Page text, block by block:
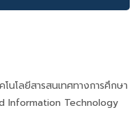
โนโลยีสารสนเทศทางการศึกษา
Information Technology